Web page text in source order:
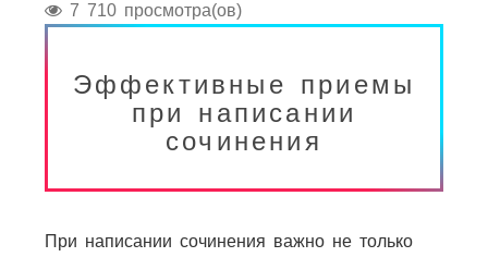
7 710 просмотра(ов)
Эффективные приемы
при написании
сочинения
При написании сочинения важно не только